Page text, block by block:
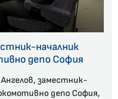
началник
депо София
заместник-
депо София,